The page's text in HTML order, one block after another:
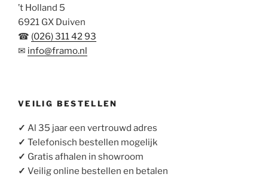
’t Holland 5
6921 GX Duiven
☎ (026) 311 42 93
✉ info@framo.nl
VEILIG BESTELLEN
✓ Al 35 jaar een vertrouwd adres
✓ Telefonisch bestellen mogelijk
✓ Gratis afhalen in showroom
✓ Veilig online bestellen en betalen